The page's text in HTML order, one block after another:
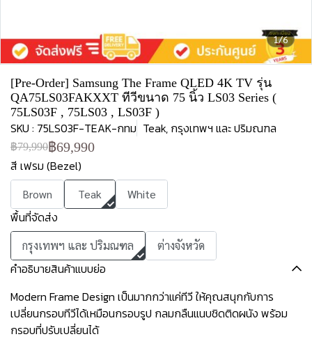
1/6
[Pre-Order] Samsung The Frame QLED 4K TV รุ่น
QA75LS03FAKXXT ทีวีขนาด 75 นิ้ว LS03 Series (
75LS03F , 75LS03 , LS03F )
SKU : 75LS03F-TEAK-กทม Teak, กรุงเทพฯ และ ปริมณฑล
฿79,990฿69,990
สี เฟรม (Bezel)
Brown Teak White
พื้นที่จัดส่ง
กรุงเทพฯ และ ปริมณฑล ต่างจังหวัด
คำอธิบายสินค้าแบบย่อ
Modern Frame Design เป็นมากกว่าแค่ทีวี ให้คุณสนุกกับการ
เปลี่ยนกรอบทีวีได้เหมือนกรอบรูป กลมกลืนแนบชิดติดผนัง พร้อม
กรอบที่ปรับเปลี่ยนได้